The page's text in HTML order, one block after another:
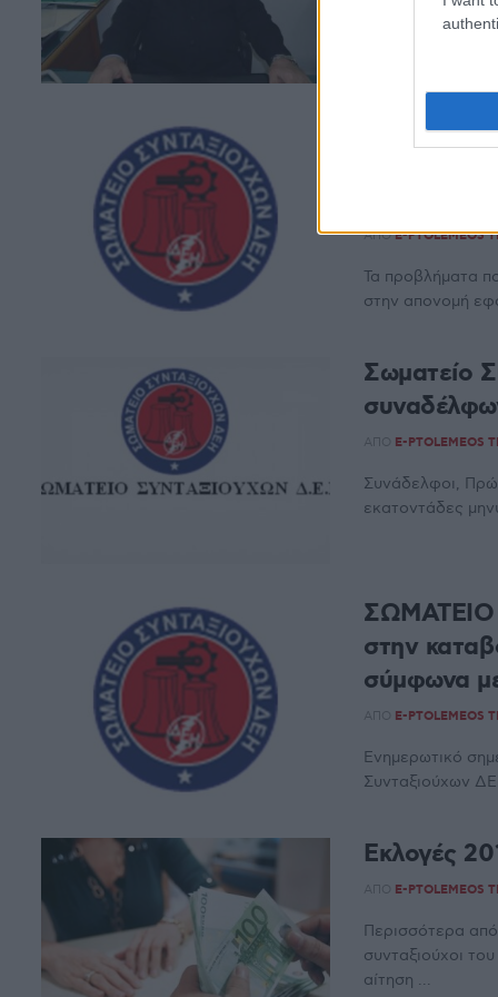
Ξεκινά η
Σωματείο
ΑΠΌE-PTOLEMEOS
Τα προβλήματα
στην απονομή
Σωματείο
ΑΠΌ E-PTOLEMEOS
Συνάδελφοι,
εκατοντάδες
στην
σύμφωνα
ΑΠΌ E-PTOLEMEOS
Ενημερωτικό
Συνταξιούχων
Εκλογές
ΑΠΌ E-PTOLEMEOS
Περισσότερα από
συνταξιούχοι
αίτηση ...